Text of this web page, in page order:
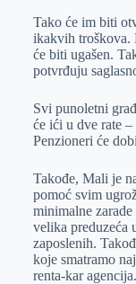
Tako će im biti
ikakvih troškova.
će biti ugašen.
potvrđuju
Svi punoletni
će ići u dve rate
Penzioneri će
Takođe, Mali je
pomoć svim
minimalne
velika preduzeća
zaposlenih.
koje smatramo
renta-kar agencija.